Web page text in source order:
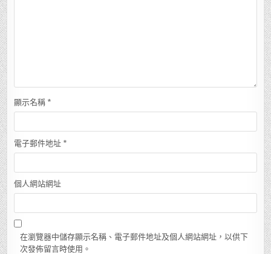
顯示名稱 *
電子郵件地址 *
個人網站網址
在瀏覽器中儲存顯示名稱、電子郵件地址及個人網站網址，以供下
次發佈留言時使用。